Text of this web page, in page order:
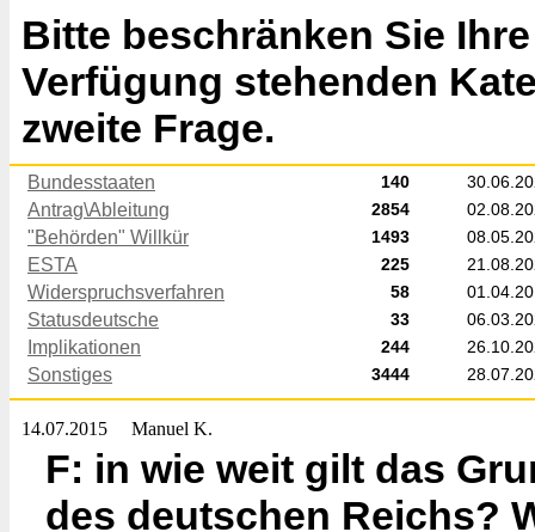
Bitte beschränken Sie
Verfügung stehenden
zweite Frage.
Bundesstaaten 140
Antrag\Ableitung 2854
"Behörden" Willkür 1493
ESTA 225
Widerspruchsverfahren 58
Statusdeutsche 33
Implikationen 244
Sonstiges 3444
14.07.2015 Manuel K.
F: in wie weit gilt das
des deutschen Reichs?